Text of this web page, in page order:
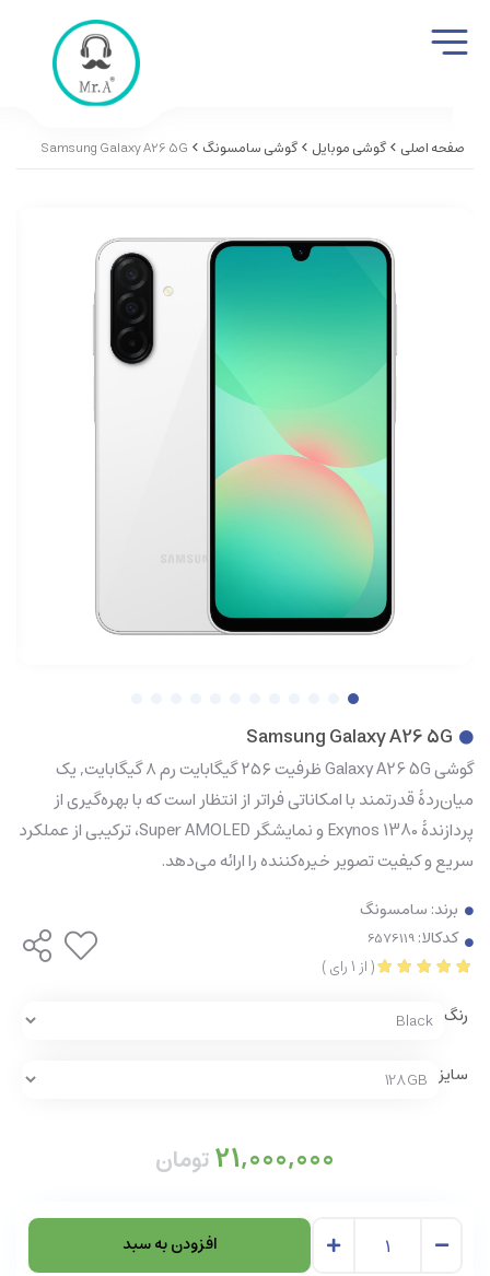
صفحه اصلی گوشی موبایل گوشی سامسونگ Samsung Galaxy A26 5G
گوشی Galaxy A26 5G ظرفیت ۲۵۶ گیگابایت رم ۸ گیگابایت, یک
میان‌ردۀ قدرتمند با امکاناتی فراتر از انتظار است که با بهره‌گیری از
پردازندۀ Exynos 1380 و نمایشگر Super AMOLED، ترکیبی از عملکرد
سریع و کیفیت تصویر خیره‌کننده را ارائه می‌دهد.
برند: سامسونگ
کدکالا:
(از1رای)
رنگ
سایز
21,000,000تومان
افزودن به سبد